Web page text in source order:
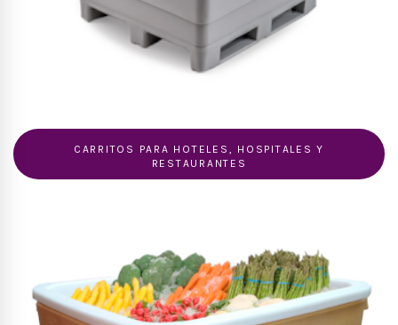
CARRITOS PARA HOTELES, HOSPITALES Y
RESTAURANTES